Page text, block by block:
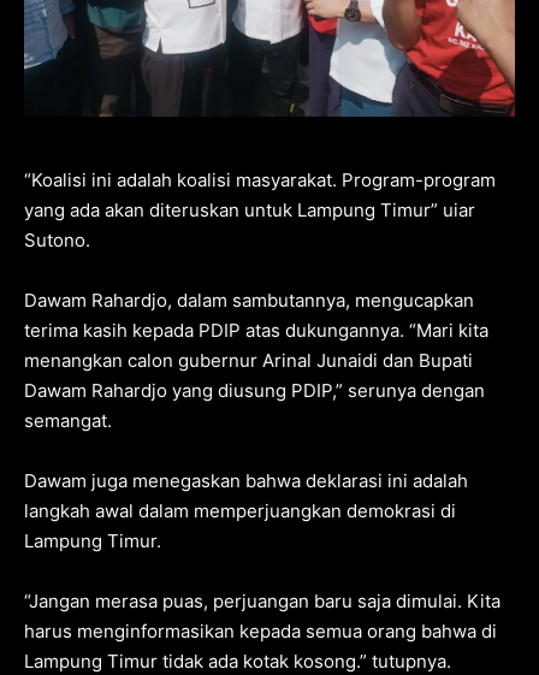
“Koalisi ini adalah koalisi masyarakat. Program-program
yang ada akan diteruskan untuk Lampung Timur” uiar
Sutono.
Dawam Rahardjo, dalam sambutannya, mengucapkan
terima kasih kepada PDIP atas dukungannya. “Mari kita
menangkan calon gubernur Arinal Junaidi dan Bupati
Dawam Rahardjo yang diusung PDIP,” serunya dengan
semangat.
Dawam juga menegaskan bahwa deklarasi ini adalah
langkah awal dalam memperjuangkan demokrasi di
Lampung Timur.
“Jangan merasa puas, perjuangan baru saja dimulai. Kita
harus menginformasikan kepada semua orang bahwa di
Lampung Timur tidak ada kotak kosong.” tutupnya.